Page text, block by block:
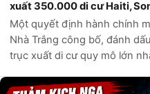
xuất 350.000 di cư Haiti,
Một quyết định hành chính
Nhà Trắng công bố, đánh
trục xuất di cư quy mô lớn
An ninh Nội địa Hoa Kỳ,...